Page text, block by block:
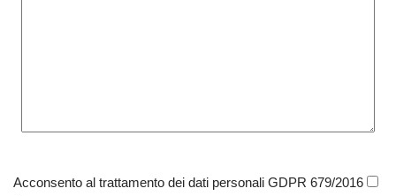
Acconsento al trattamento dei dati personali GDPR 679/2016